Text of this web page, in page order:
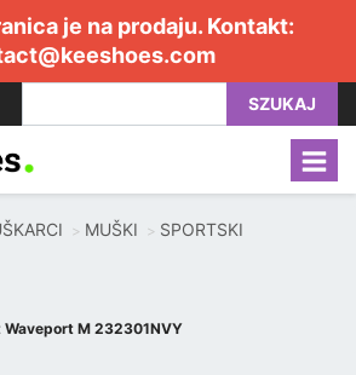
je na prodaju. Kontakt:
SZUKAJ
MUŠKI SPORTSKI
M 232301NVY